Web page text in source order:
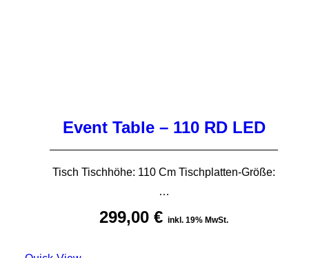
Event Table – 110 RD LED
Tisch Tischhöhe: 110 Cm Tischplatten-Größe:
…
299,00 € inkl. 19% MwSt.